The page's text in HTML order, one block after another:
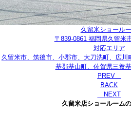
久留米ショール
〒839-0861 福岡県久留米
対応エリア
久留米市、筑後市、小郡市、大刀洗町、広
基郡基山町、佐賀県三養
PREV
BACK
NEXT
久留米店ショールーム